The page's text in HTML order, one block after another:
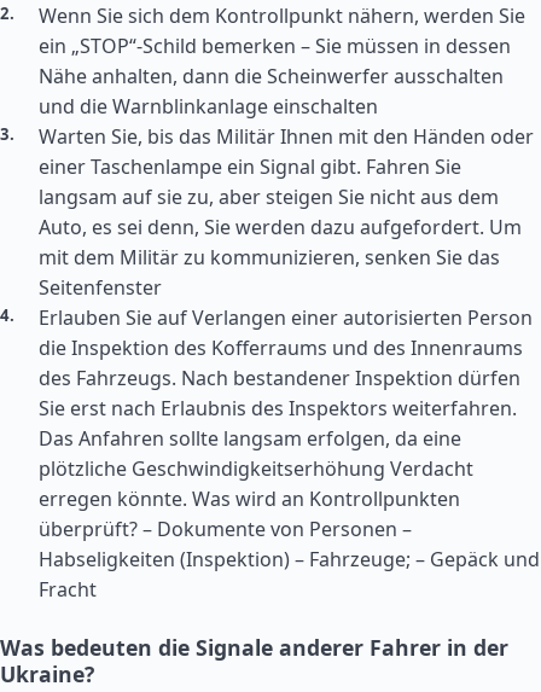
Wenn Sie sich dem Kontrollpunkt nähern, werden Sie
ein „STOP“-Schild bemerken – Sie müssen in dessen
Nähe anhalten, dann die Scheinwerfer ausschalten
und die Warnblinkanlage einschalten
Warten Sie, bis das Militär Ihnen mit den Händen oder
einer Taschenlampe ein Signal gibt. Fahren Sie
langsam auf sie zu, aber steigen Sie nicht aus dem
Auto, es sei denn, Sie werden dazu aufgefordert. Um
mit dem Militär zu kommunizieren, senken Sie das
Seitenfenster
Erlauben Sie auf Verlangen einer autorisierten Person
die Inspektion des Kofferraums und des Innenraums
des Fahrzeugs. Nach bestandener Inspektion dürfen
Sie erst nach Erlaubnis des Inspektors weiterfahren.
Das Anfahren sollte langsam erfolgen, da eine
plötzliche Geschwindigkeitserhöhung Verdacht
erregen könnte. Was wird an Kontrollpunkten
überprüft? – Dokumente von Personen –
Habseligkeiten (Inspektion) – Fahrzeuge; – Gepäck und
Fracht
Was bedeuten die Signale anderer Fahrer in der
Ukraine?